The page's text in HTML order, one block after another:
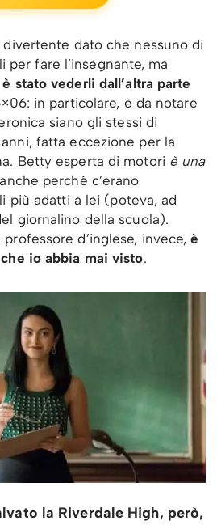
dato che nessuno di
per fare l’insegnante, ma
stato vederli dall’altra parte
in particolare, è da notare
siano gli stessi di
fatta eccezione per la
Betty esperta di motori è una
perché c’erano
più adatti a lei (poteva, ad
giornalino della scuola).
d’inglese, invece,è
io abbia mai visto.
la Riverdale High, però,